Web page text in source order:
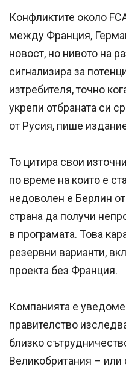
Конфликтите около
между Франция,
новост, но нивото на
сигнализира за
изтребителя, точно
укрепи отбраната си
от Русия, пише
То цитира свои
по време на които е
недоволен е Берлин
страна да получи
в програмата. Това
резервни варианти,
проекта без Франция.
Компанията е
правителство
близко
Великобритания –